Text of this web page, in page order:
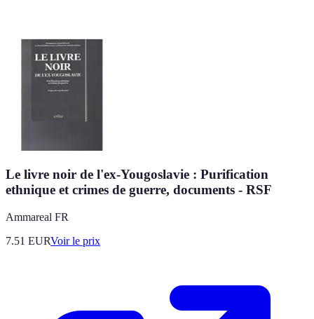
Le livre noir de l'ex-Yougoslavie : Purification
ethnique et crimes de guerre, documents - RSF
Ammareal FR
7.51 EURVoir le prix